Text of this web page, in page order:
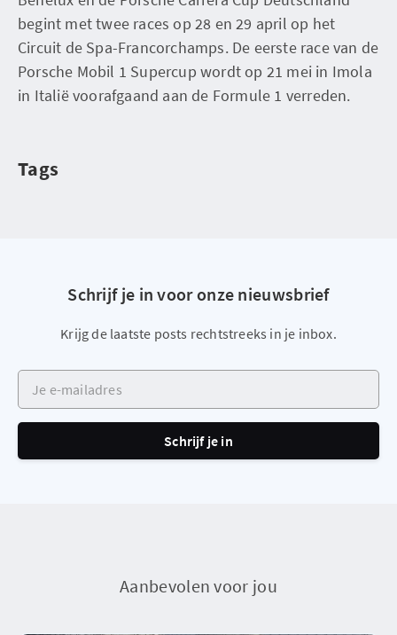
begint met twee races op 28 en 29 april op het
Circuit de Spa-Francorchamps. De eerste race van de
Porsche Mobil 1 Supercup wordt op 21 mei in Imola
in Italië voorafgaand aan de Formule 1 verreden.
Tags
Schrijf je in voor onze nieuwsbrief
Krijg de laatste posts rechtstreeks in je inbox.
Je e-mailadres
Schrijf je in
Aanbevolen voor jou